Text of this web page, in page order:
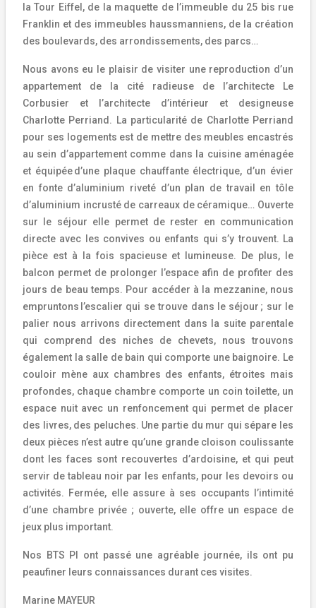
la Tour Eiffel, de la maquette de l’immeuble du 25 bis rue
Franklin et des immeubles haussmanniens, de la création
des boulevards, des arrondissements, des parcs…
Nous avons eu le plaisir de visiter une reproduction d’un
appartement de la cité radieuse de l’architecte Le
Corbusier et l’architecte d’intérieur et designeuse
Charlotte Perriand. La particularité de Charlotte Perriand
pour ses logements est de mettre des meubles encastrés
au sein d’appartement comme dans la cuisine aménagée
et équipéed’une plaque chauffante é lectrique, d’un évier
en fonte d’aluminium riveté d’un plan de travail en tô le
d’aluminium incrustéde carreaux de céramique… Ouverte
sur le séjour elle permet de rester en communication
directe avec les convives ou enfants qui s’y trouvent. La
pièce est à la fois spacieuse et lumineuse. De plus, le
balcon permet de prolonger l’espace afin de profiter des
jours de beau temps. Pour accéder à la mezzanine, nous
empruntons l’escalier qui se trouve dans le séjour ; sur le
palier nous arrivons directement dans la suite parentale
qui comprend des niches de chevets, nous trouvons
également la salle de bain qui comporte une baignoire. Le
couloir mène aux chambres des enfants, étroites mais
profondes, chaque chambre comporte un coin toilette, un
espace nuit avec un renfoncement qui permet de placer
des livres, des peluches. Une partie du mur qui sépare les
deux pièces n’est autre qu’une grande cloison coulissante
dont les faces sont recouvertes d’ardoisine, et qui peut
servir de tableau noir par les enfants, pour les devoirs ou
activités. Fermée, elle assure à ses occupants l’intimité
d’une chambre privée ; ouverte, elle offre un espace de
jeux plus important.
Nos BTS PI ont passé une agréable journée, ils ont pu
peaufiner leurs connaissances durant ces visites.
Marine MAYEUR